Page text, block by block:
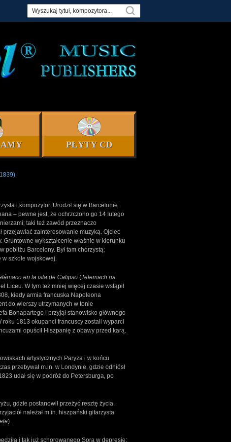
PŁYTY CD
i kompozytor. Urodził się w Barcelonie
– pewne jest, że ochrzczono go 14 lutego
taki też zawód przeznaczo
przejawiać zainteresowanie muzyką. Ojciec
wykształcenie właśnie w kierunku
pobliżu Barcelony. Był tam chórzystą;
szkole wojskowej.
en la isla de Calipso (Telemach na
Liceu. W tym też mniej więcej czasie wstąpił
kiedy armia francuska Napoleona
do wierszy utrzymanych w tonie
Bonapartego i przyjął stanowisko głównego
1813 okupanci francuscy zostali wyparci
opuścił Hiszpanię z obawy przed karą.
artystycznych Paryża i w końcu
przebywał m.in. w Londynie, gdzie odniósł
udał się w podróż do Petersburga, po
gdzie postanowił przeżyć resztę życia.
należał m.in. hiszpański gitarzysta
).
i tak już schorowanego Sora w depresję;